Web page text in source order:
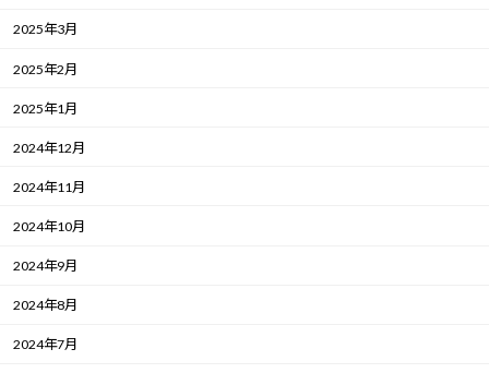
2025年3月
2025年2月
2025年1月
2024年12月
2024年11月
2024年10月
2024年9月
2024年8月
2024年7月